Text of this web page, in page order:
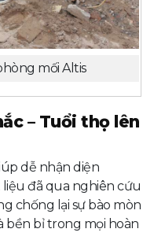
mối Altis
– Tuổi thọ lên
dễ nhận diện
đã qua nghiên cứu
chống lại sự bào mòn
bền bỉ trong mọi hoàn